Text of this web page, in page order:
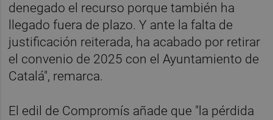
denegado el recurso porque también ha
llegado fuera de plazo. Y ante la falta de
justificación reiterada, ha acabado por retirar
el convenio de 2025 con el Ayuntamiento de
Catalá", remarca.
El edil de Compromís añade que "la pérdida